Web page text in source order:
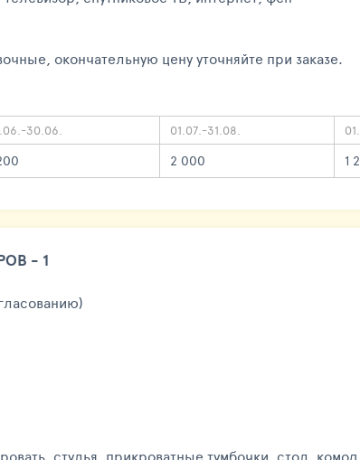
окончательную цену уточняйте при заказе.
30.06. 01.07.-31.08.
2 000 1
- 1